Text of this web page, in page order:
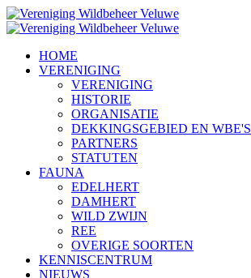
HOME
VERENIGING
VERENIGING
HISTORIE
ORGANISATIE
DEKKINGSGEBIED EN WBE'S
PARTNERS
STATUTEN
FAUNA
EDELHERT
DAMHERT
WILD ZWIJN
REE
OVERIGE SOORTEN
KENNISCENTRUM
NIEUWS